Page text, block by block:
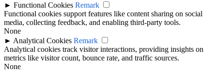
► Functional Cookies Remark
Functional cookies support features like content sharing on social
media, collecting feedback, and enabling third-party tools.
None
► Analytical Cookies Remark
Analytical cookies track visitor interactions, providing insights on
metrics like visitor count, bounce rate, and traffic sources.
None